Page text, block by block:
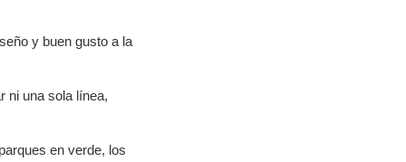
y buen gusto a la
ni una sola línea,
en verde, los